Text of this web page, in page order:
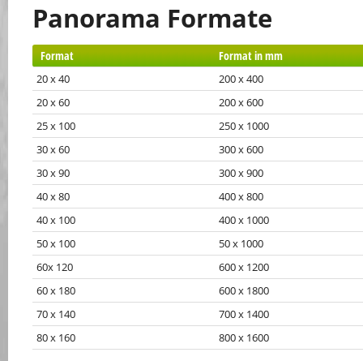
Panorama Formate
Format Format in mm
20 x 40
200 x 400
20 x 60
200 x 600
25 x 100
250 x 1000
30 x 60
300 x 600
30 x 90
300 x 900
40 x 80
400 x 800
40 x 100
400 x 1000
50 x 100
50 x 1000
60x 120
600 x 1200
60 x 180
600 x 1800
70 x 140
700 x 1400
80 x 160
800 x 1600